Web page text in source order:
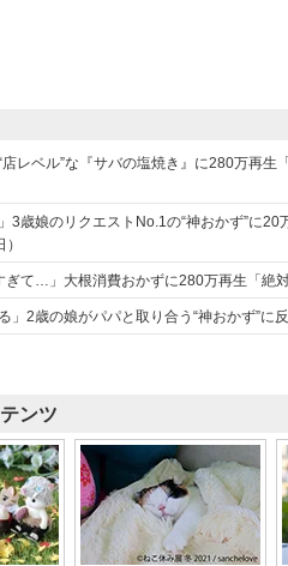
レベル”な『サバの塩焼き』に280万再
3歳娘のリクエストNo.1の“神おかず”に
ぎて…」大根消費おかずに280万再生「絶
」2歳の娘がパパと取り合う“神おかず”
ンツ